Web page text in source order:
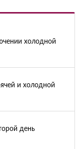
холодной
и холодной
день